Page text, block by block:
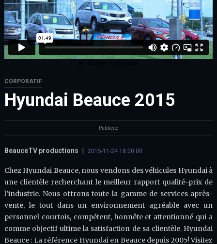
CORPORATIF
Hyundai Beauce 2015
Publicité
BeauceTV productions 2015-11-24 18:00:00
Chez Hyundai Beauce, nous vendons des véhicules Hyundai à
une clientèle recherchant le meilleur rapport qualité-prix de
l’industrie. Nous offrons toute la gamme de services après-
vente, le tout dans un environnement agréable avec un
personnel courtois, compétent, honnête et attentionné qui a
comme objectif ultime la satisfaction de sa clientèle. Hyundai
Beauce : La référence Hyundai en Beauce depuis 2005! Visitez